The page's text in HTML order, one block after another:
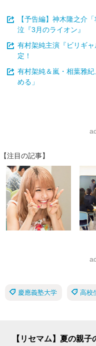
【予告編】神木隆之介
泣『3月のライオン』
有村架純主演『ビリギ
定！
有村架純＆嵐・相葉雅
める」
【注目の記事】
慶應義塾大学 高校
【リセマム】夏の親